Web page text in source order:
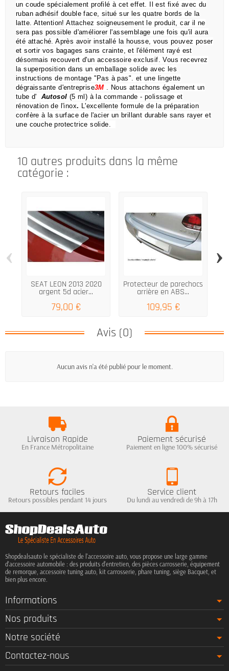
un coude spécialement profilé à cet effet.
Il est fixé avec du
ruban adhésif double face, situé sur les quatre bords de la
latte. Attention!Attachez soigneusement le produit, car il ne
sera pas possible d'améliorer l'assemblage une fois qu'il aura
été attaché.Après avoir installé la housse, vous pouvez poser
et sortir vos bagages sans crainte,et l'élément rayé est
désormais recouvert d'un accessoire exclusif.Vous recevrez
la superposition dans un emballage solide avec les
instructions de montage "Pas à pas". et une lingette
dégraissante d'entreprise3M . Nous attachons également un
tube d'
Autosol (5 ml) à la commande - polissage et
rénovation de l'inox. L'excellente formule de la préparation
confère à la surface de l'acier un brillant durable sans rayer et
une couche protectrice solide.
10 autres produits dans la même
catégorie :
SEAT LEON 2013 2020
argent 5d acier...
79,00 €
Protecteur de parechocs
arrière en ABS...
109,95 €
‹ ›
Avis (0)
Aucun avis n'a été publié pour le moment.
Livraison Rapide
En France Métropolitaine
Paiement sécurisé
Paiement en ligne 100% sécurisé
Retours faciles
Retours possibles pendant 14 jours
Service client
Du lundi au vendredi de 9h à 17h
Shopdealsauto le spécialiste de l'accessoire auto, vous propose une large gamme
d'accessoire automobile : des produits d'entretien, des pièces carrosserie, équipement
de remorque, accessoire tuning auto, kit carrosserie, phare tuning, siège Bacquet, et
bien plus encore.
Informations
Nos produits
Notre société
Contactez-nous